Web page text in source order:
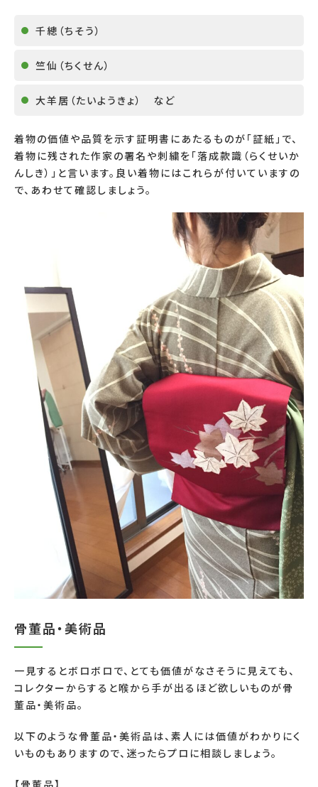
千總（ちそう）
竺仙（ちくせん）
大羊居（たいようきょ） など
着物の価値や品質を示す証明書にあたるものが「証紙」で、
着物に残された作家の署名や刺繍を「落成款識（らくせいか
んしき）」と言います。良い着物にはこれらが付いていますの
で、あわせて確認しましょう。
骨董品・美術品
一見するとボロボロで、とても価値がなさそうに見えても、
コレクターからすると喉から手が出るほど欲しいものが骨
董品・美術品。
以下のような骨董品・美術品は、素人には価値がわかりにく
いものもありますので、迷ったらプロに相談しましょう。
【骨董品】